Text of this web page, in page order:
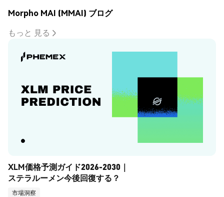
Morpho MAI (MMAI) ブログ
もっと 見る
XLM価格予測ガイド2026-2030｜
ステラルーメン今後回復する？
市場洞察